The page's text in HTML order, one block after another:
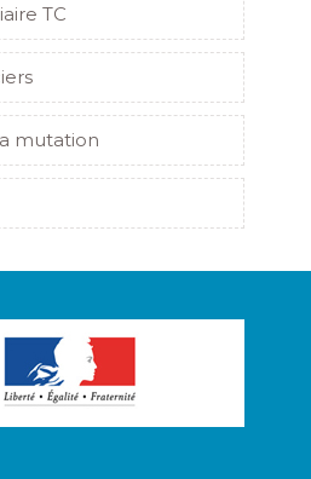
TC
mutation